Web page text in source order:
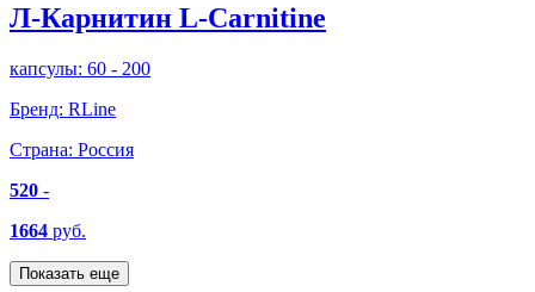
Л-Карнитин L-Carnitine
капсулы: 60 - 200
Бренд: RLine
Страна: Россия
520 -
1664 руб.
Показать еще